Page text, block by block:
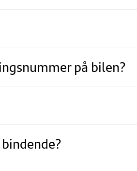
på bilen?